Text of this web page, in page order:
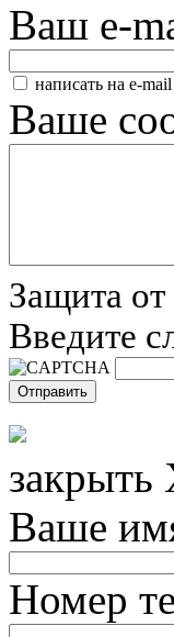
Ваш e-
написать на e-mail
Ваше
Защита
Введите
закрыть
Ваше
Номер